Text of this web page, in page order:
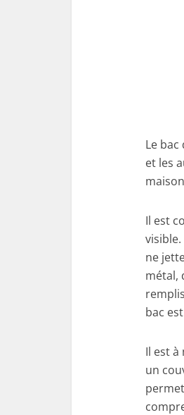
Le
et les
Il est
ne
métal,
bac
Il est
un